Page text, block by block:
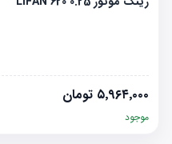
۵٬۹۶۴٬۰۰۰ تومان
موجود